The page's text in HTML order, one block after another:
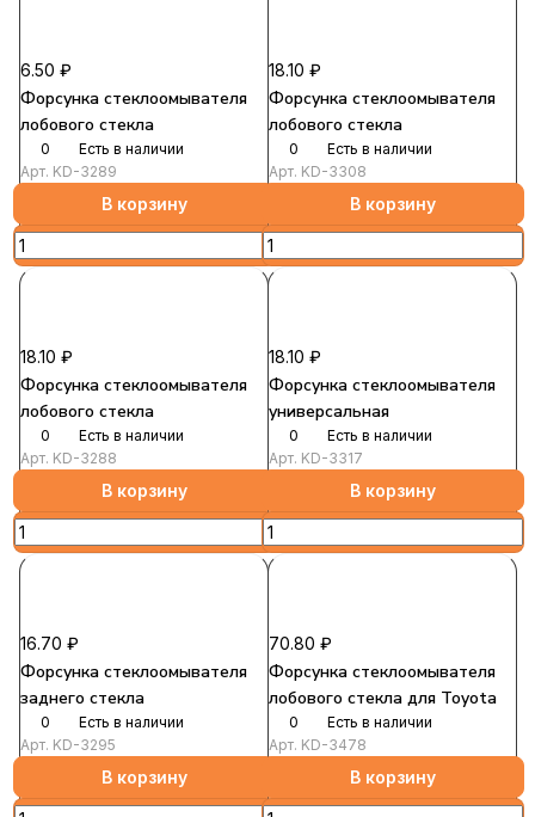
6.50 ₽
Форсунка стеклоомывателя
лобового стекла
0
Есть в наличии
Арт. KD-3289
В корзину
18.10 ₽
Форсунка стеклоомывателя
лобового стекла
0
Есть в наличии
Арт. KD-3308
В корзину
18.10 ₽
Форсунка стеклоомывателя
лобового стекла
0
Есть в наличии
Арт. KD-3288
В корзину
18.10 ₽
Форсунка стеклоомывателя
универсальная
0
Есть в наличии
Арт. KD-3317
В корзину
16.70 ₽
Форсунка стеклоомывателя
заднего стекла
0
Есть в наличии
Арт. KD-3295
В корзину
70.80 ₽
Форсунка стеклоомывателя
лобового стекла для Toyota
0
Есть в наличии
Арт. KD-3478
В корзину